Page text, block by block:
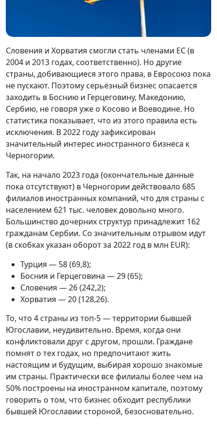
Словения и Хорватия смогли стать членами ЕС (в
2004 и 2013 годах, соответственно). Но другие
страны, добивающиеся этого права, в Евросоюз пока
не пускают. Поэтому серьёзный бизнес опасается
заходить в Боснию и Герцеговину, Македонию,
Сербию, не говоря уже о Косово и Воеводине. Но
статистика показывает, что из этого правила есть
исключения. В 2022 году зафиксирован
значительный интерес иностранного бизнеса к
Черногории.
Так, на начало 2023 года (окончательные данные
пока отсутствуют) в Черногории действовало 685
филиалов иностранных компаний, что для страны с
населением 621 тыс. человек довольно много.
Большинство дочерних структур принадлежит 162
гражданам Сербии. Со значительным отрывом идут
(в скобках указан оборот за 2022 год в млн EUR):
Турция — 58 (69,8);
Босния и Герцеговина — 29 (65);
Словения — 26 (242,2);
Хорватия — 20 (128,26).
То, что 4 страны из топ-5 — территории бывшей
Югославии, неудивительно. Время, когда они
конфликтовали друг с другом, прошли. Граждане
помнят о тех годах, но предпочитают жить
настоящим и будущим, выбирая хорошо знакомые
им страны. Практически все филиалы более чем на
50% построены на иностранном капитале, поэтому
говорить о том, что бизнес обходит республики
бывшей Югославии стороной, безосновательно.